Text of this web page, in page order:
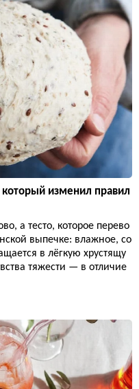
изменил правил
а тесто, которое перево
выпечке: влажное, со
в лёгкую хрустящу
тяжести — в отличие